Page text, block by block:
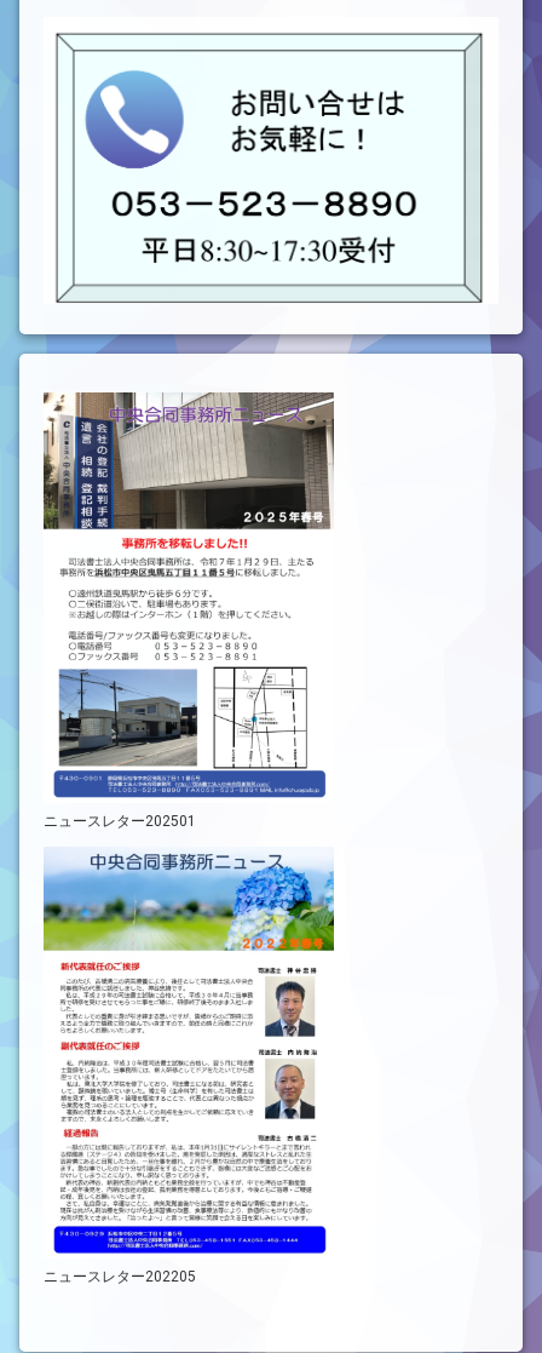
ニュースレター202501
ニュースレター202205